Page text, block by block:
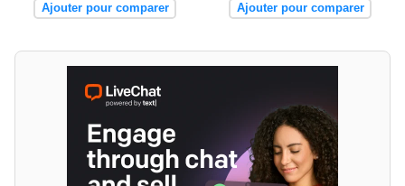
Ajouter pour comparer Ajouter pour comparer